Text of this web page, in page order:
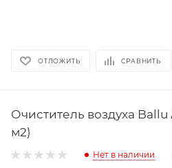
ОТЛОЖИТЬ СРАВНИТЬ
Очиститель воздуха Ballu
м2)
Нет в наличии